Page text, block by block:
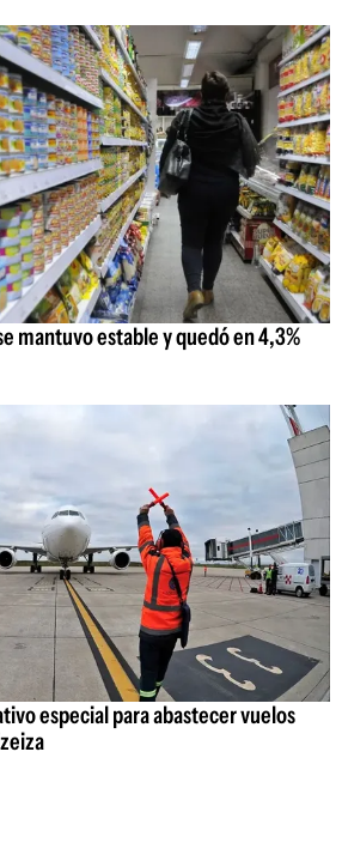
mantuvo estable y quedó en 4,3%
especial para abastecer vuelos